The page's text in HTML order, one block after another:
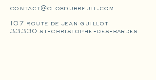
contact@closdubreuil.com
107 route de jean guillot
33330 st-christophe-des-bardes